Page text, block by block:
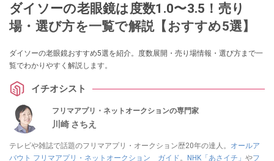
ダイソーの老眼鏡は度数1.0〜3.5！売り
場・選び方を一覧で解説【おすすめ5選】
ダイソーの老眼鏡おすすめ5選を紹介。度数展開・売り場情報・選び方まで一
覧でわかりやすく解説します。
イチオシスト
フリマアプリ・ネットオークションの専門家
川崎 さちえ
テレビや雑誌で話題のフリマアプリ・オークション歴20年の達人。 オールア
バウト フリマアプリ・ネットオークション ガイド。 NHK「あさイチ」 やフ